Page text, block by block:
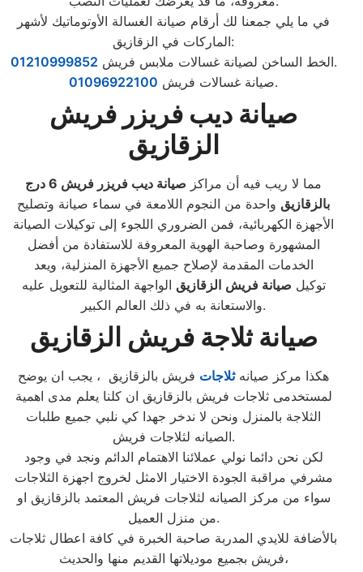
في ما يلي جمعنا لك أرقام صيانة الغسالة الأوتوماتيك لأشهر
الماركات في الزقازيق:
الخط الساخن لصيانة غسالات ملابس فريش 01210999852
.
صيانة غسالات فريش 01096922100 .
صيانة ديب فريزر فريش
الزقازيق
مما لا ريب فيه أن مراكز صيانة ديب فريزر فريش
درج
بالزقازيق واحدة من النجوم اللامعة في سماء صيانة وتصليح
الأجهزة الكهربائية، فمن الضروري اللجوء إلى توكيلات الصيانة
المشهورة وصاحبة الهوية المعروفة للاستفادة من أفضل
الخدمات المقدمة لإصلاح جميع الأجهزة المنزلية، ويعد
توكيل صيانةفريش الزقازيق الواجهة المثالية للتعويل عليه
والاستعانة به في ذلك العالم الكبير.
صيانة ثلاجة فريش الزقازيق
هكذا مركز صيانهثلاجات فريش بالزقازيق ، يجب ان يوضح
لمستخدمى ثلاجات فريش بالزقازيق ان كلنا يعلم مدى اهمية
الثلاجة بالمنزل ونحن لا ندخر جهدا كي نلبي جميع طلبات
الصيانه لثلاجات فريش.
لكن نحن دائما نولي عملائنا الاهتمام الدائم ونجد في وجود
مشرفي مراقبة الجودة الاختيار الامثل لخروج اجهزة الثلاجات
سواء من مركز الصيانه لثلاجات فريش المعتمد بالزقازيق او
من منزل العميل.
بالأضافة للايدي المدربة صاحبة الخبرة في كافة اعطال ثلاجات
فريش بجميع موديلاتها القديم منها والحديث،